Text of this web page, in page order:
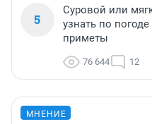
5
Суровой или
узнать по
приметы
76 644 12
МНЕНИЕ